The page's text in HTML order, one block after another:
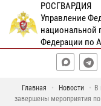
РОСГВАРДИЯ
Управление
национальной
Федерации по
Главная Новости
В
завершены мероприятия